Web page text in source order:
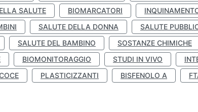
SALUTE BIOMARCATORI
SALUTE DELLA DONNA SALUTE
SALUTE DEL BAMBINO
SOSTANZE CHIMICHE
BIOMONITORAGGIO STUDI IN VIVO
PLASTICIZZANTI BISFENOLO A